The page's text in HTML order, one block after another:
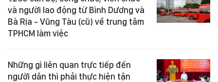
và người lao động từ Bình Dương và
Bà Rịa - Vũng Tàu (cũ) về trung tâm
TPHCM làm việc
Những gì liên quan trực tiếp đến
người dân thì phải thực hiện tận